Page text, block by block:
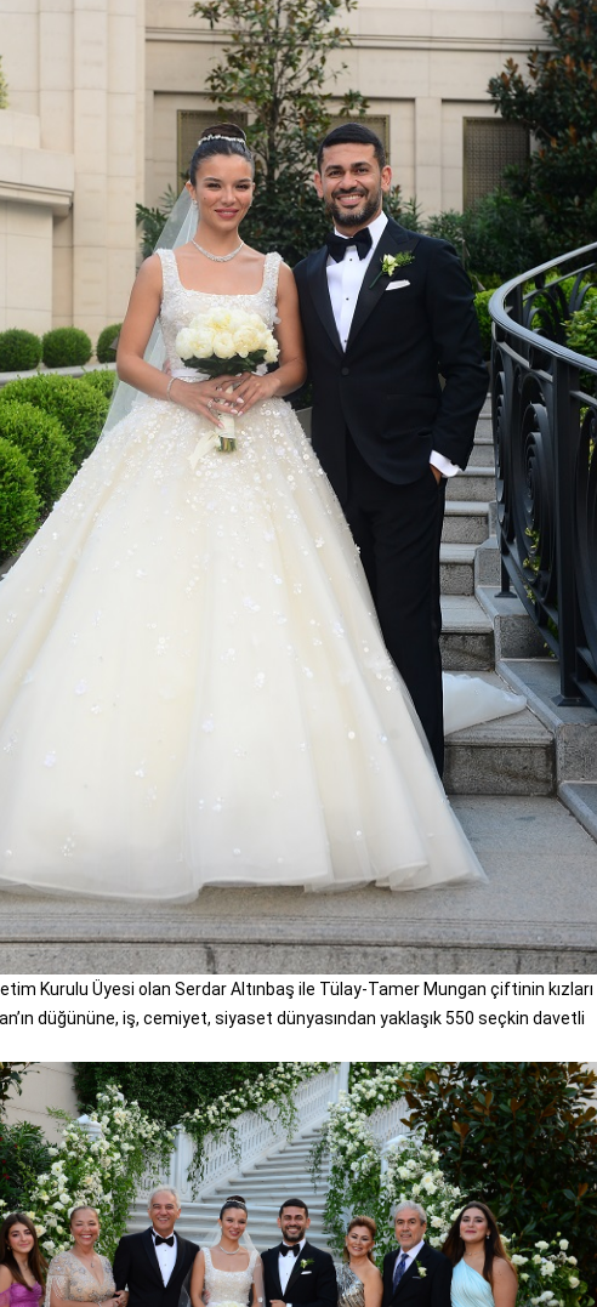
Kurulu Üyesi olan Serdar Altınbaş ile Tülay-Tamer Mungan çiftinin kızları
düğününe, iş, cemiyet, siyaset dünyasından yaklaşık 550 seçkin davetli